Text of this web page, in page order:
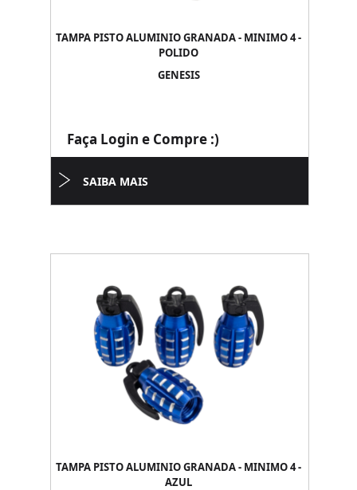
TAMPA PISTO ALUMINIO GRANADA - MINIMO 4 -
POLIDO
GENESIS
Faça Login e Compre :)
SAIBA MAIS
TAMPA PISTO ALUMINIO GRANADA - MINIMO 4 -
AZUL